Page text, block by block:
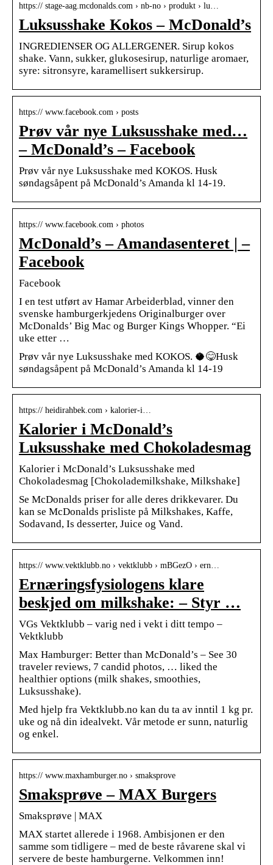
https:// stage-aag.mcdonalds.com › nb-no › produkt › lu…
Luksusshake Kokos – McDonald’s
INGREDIENSER OG ALLERGENER. Sirup kokos
shake. Vann, sukker, glukosesirup, naturlige aromaer,
syre: sitronsyre, karamellisert sukkersirup.
https:// www.facebook.com › posts
Prøv vår nye Luksusshake med…
– McDonald’s – Facebook
Prøv vår nye Luksusshake med KOKOS. Husk
søndagsåpent på McDonald’s Amanda kl 14-19.
https:// www.facebook.com › photos
McDonald’s – Amandasenteret | –
Facebook
Facebook
I en test utført av Hamar Arbeiderblad, vinner den
svenske hamburgerkjedens Originalburger over
McDonalds’ Big Mac og Burger Kings Whopper. “Ei
uke etter …
Prøv vår nye Luksusshake med KOKOS. 🥥😋Husk
søndagsåpent på McDonald’s Amanda kl 14-19
https:// heidirahbek.com › kalorier-i…
Kalorier i McDonald’s
Luksusshake med Chokoladesmag
Kalorier i McDonald’s Luksusshake med
Chokoladesmag [Chokolademilkshake, Milkshake]
Se McDonalds priser for alle deres drikkevarer. Du
kan se McDonalds prisliste på Milkshakes, Kaffe,
Sodavand, Is desserter, Juice og Vand.
https:// www.vektklubb.no › vektklubb › mBGezO › ern…
Ernæringsfysiologens klare
beskjed om milkshake: – Styr …
VGs Vektklubb – varig ned i vekt i ditt tempo –
Vektklubb
Max Hamburger: Better than McDonald’s – See 30
traveler reviews, 7 candid photos, … liked the
healthier options (milk shakes, smoothies,
Luksusshake).
Med hjelp fra Vektklubb.no kan du ta av inntil 1 kg pr.
uke og nå din idealvekt. Vår metode er sunn, naturlig
og enkel.
https:// www.maxhamburger.no › smaksprove
Smaksprøve – MAX Burgers
Smaksprøve | MAX
MAX startet allerede i 1968. Ambisjonen er den
samme som tidligere – med de beste råvarene skal vi
servere de beste hamburgerne. Velkommen inn!